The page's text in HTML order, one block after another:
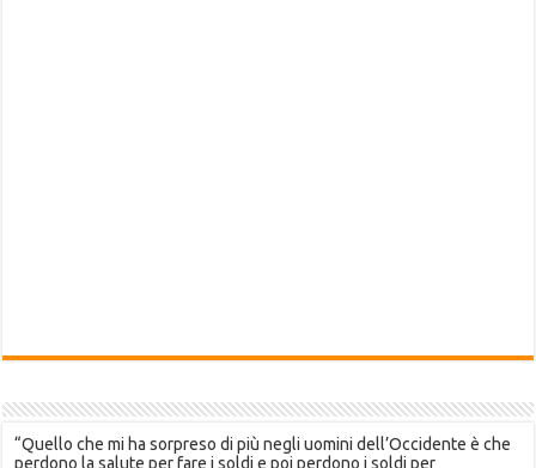
“Quello che mi ha sorpreso di più negli uomini dell’Occidente è che
perdono la salute per fare i soldi e poi perdono i soldi per